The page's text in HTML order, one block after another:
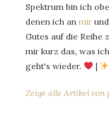
Spektrum bin ich
denen ich an mir
Gutes auf die Reihe
mir kurz das, was
geht's wieder.
|
Zeige alle Artikel